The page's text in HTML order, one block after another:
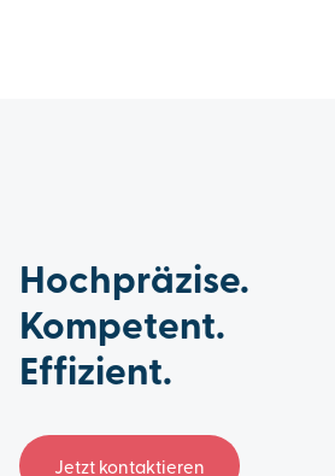
Hochpräzise.
Kompetent.
Effizient.
Jetzt kontaktieren